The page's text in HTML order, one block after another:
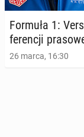
Formuła 1:
fe­ren­cji
26 marca, 16:30